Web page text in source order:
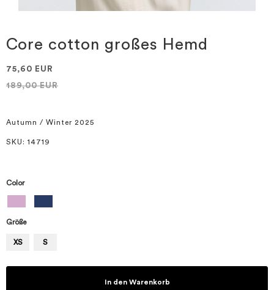
der
Bildgalerie
Core cotton großes Hemd
75,60 EUR
189,00 EUR
Autumn / Winter 2025
SKU : 14719
Color
Größe
XS S
In den Warenkorb